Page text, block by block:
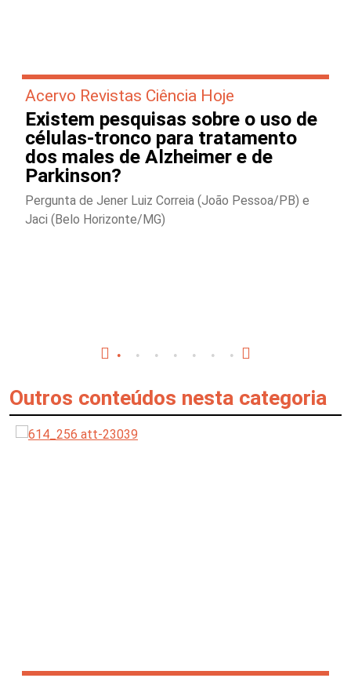
Acervo Revistas Ciência Hoje
Existem pesquisas sobre o uso de
células-tronco para tratamento
dos males de Alzheimer e de
Parkinson?
Pergunta de Jener Luiz Correia (João Pessoa/PB) e
Jaci (Belo Horizonte/MG)
Outros conteúdos nesta categoria